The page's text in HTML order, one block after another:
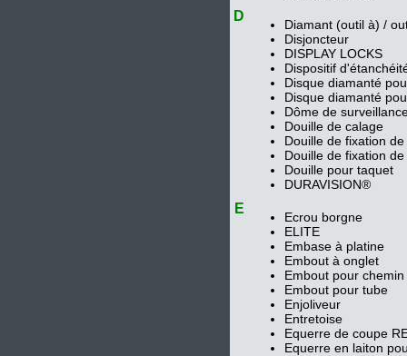
D
Diamant (outil à) /
Disjoncteur
DISPLAY LOCKS
Dispositif
Disque diamanté
Disque diamanté
Dôme de
Douille de calage
Douille de fixation
Douille de fixation
Douille pour taquet
DURAVISION®
E
Ecrou borgne
ELITE
Embase à platine
Embout à onglet
Embout pour
Embout pour tube
Enjoliveur
Entretoise
Equerre de coupe
Equerre en laiton